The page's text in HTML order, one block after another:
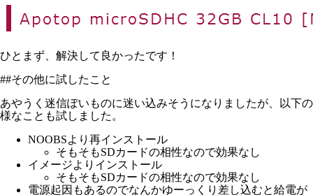
ひとまず、解決して良かったです！
##その他に試したこと
あやうく迷信ぽいものに迷い込みそうになりましたが、以下の
様なことも試しました。
NOOBSより再インストール
そもそもSDカードの相性なので効果なし
イメージよりインストール
そもそもSDカードの相性なので効果なし
電源起因もあるのでなんかゆーっくり差し込むと給電が